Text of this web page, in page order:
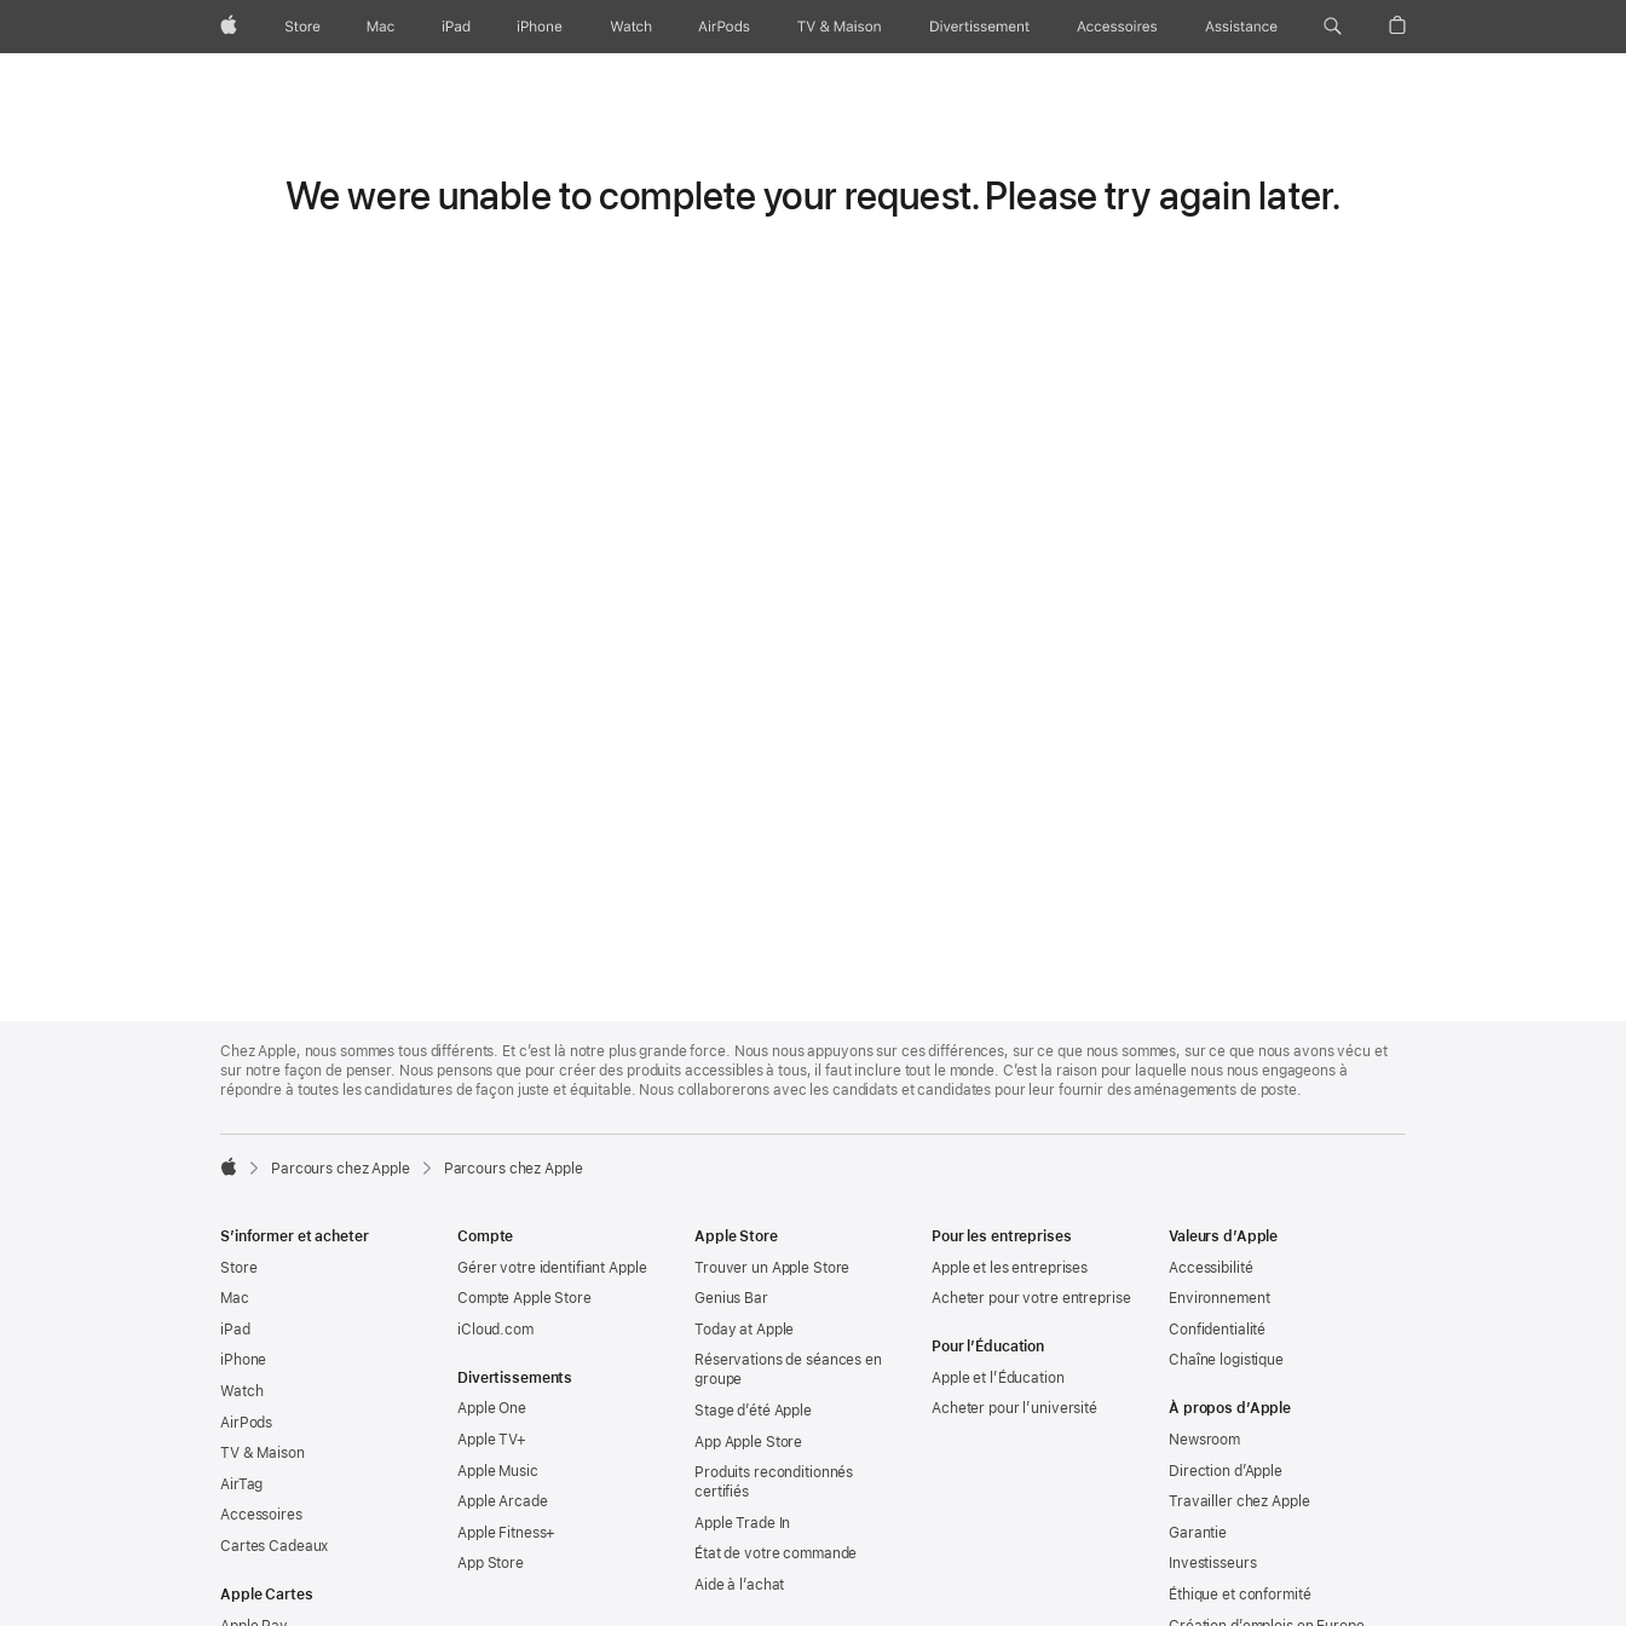
AppleStore Mac iPad iPhone Watch AirPods TV & Maison Divertissements Accessoires Assistance
We were unable to complete your request. Please try again later.
Footer
Chez Apple, nous sommes tous différents. Et c’est là notre plus grande force. Nous nous appuyons sur ces différences, sur ce que nous sommes, sur ce que nous avons vécu et
sur notre façon de penser. Nous pensons que pour créer des produits accessibles à tous, il faut inclure tout le monde. C’est la raison pour laquelle nous nous engageons à
répondre à toutes les candidatures de façon juste et équitable. Nous collaborerons avec les candidats et candidates pour leur fournir des aménagements de poste.

Parcours chez Apple Parcours chez Apple
S’informer et acheter
Store
Mac
iPad
iPhone
Watch
AirPods
TV & Maison
AirTag
Accessoires
Cartes Cadeaux
Apple Cartes
Compte
Gérer votre identifiant Apple
Compte Apple Store
iCloud.com
Divertissements
Apple One
Apple TV+
Apple Music
Apple Arcade
Apple Fitness+
App Store
Apple Store
Trouver un Apple Store
Genius Bar
Today at Apple
Réservations de séances en
groupe
Stage d’été Apple
App Apple Store
Produits reconditionnés
certifiés
Apple Trade In
État de votre commande
Aide à l’achat
Pour les entreprises
Apple et les entreprises
Acheter pour votre entreprise
Pour l’Éducation
Apple et l’Éducation
Acheter pour l’université
Valeurs d’Apple
Accessibilité
Environnement
Confidentialité
Chaîne logistique
À propos d’Apple
Newsroom
Direction d’Apple
Travailler chez Apple
Garantie
Investisseurs
Éthique et conformité